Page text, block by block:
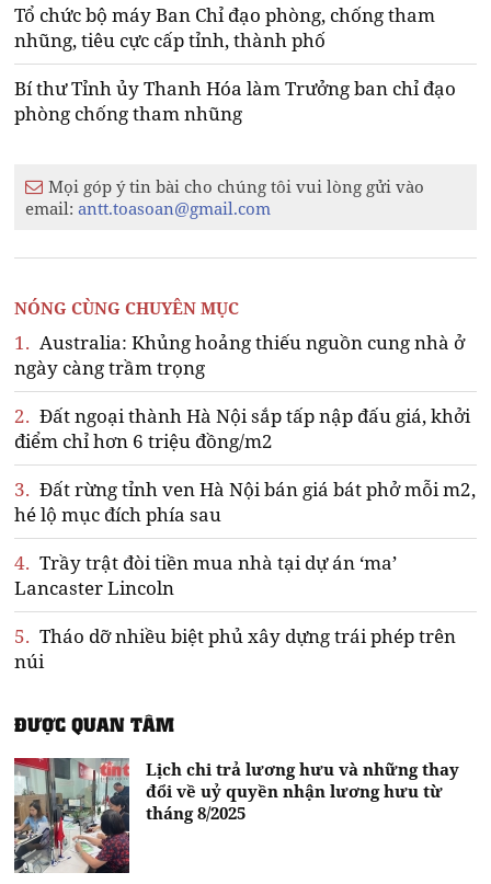
Tổ chức bộ máy Ban Chỉ đạo phòng, chống tham
nhũng, tiêu cực cấp tỉnh, thành phố
Bí thư Tỉnh ủy Thanh Hóa làm Trưởng ban chỉ đạo
phòng chống tham nhũng
Mọi góp ý tin bài cho chúng tôi vui lòng gửi vào
email:antt.toasoan@gmail.com
NÓNG CÙNG CHUYÊN MỤC
1. Australia: Khủng hoảng thiếu nguồn cung nhà ở
ngày càng trầm trọng
2. Đất ngoại thành Hà Nội sắp tấp nập đấu giá, khởi
điểm chỉ hơn 6 triệu đồng/m2
3. Đất rừng tỉnh ven Hà Nội bán giá bát phở mỗi m2,
hé lộ mục đích phía sau
4. Trầy trật đòi tiền mua nhà tại dự án ‘ma’
Lancaster Lincoln
5. Tháo dỡ nhiều biệt phủ xây dựng trái phép trên
núi
ĐƯỢC QUAN TÂM
Lịch chi trả lương hưu và những thay
đổi về uỷ quyền nhận lương hưu từ
tháng 8/2025